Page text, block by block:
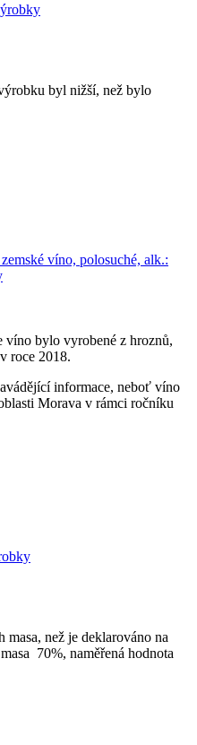
byl nižší, než bylo
víno, polosuché, alk.:
víno bylo vyrobené z hroznů,
roce 2018.
informace, neboť víno
Morava v rámci ročníku
než je deklarováno na
70%, naměřená hodnota